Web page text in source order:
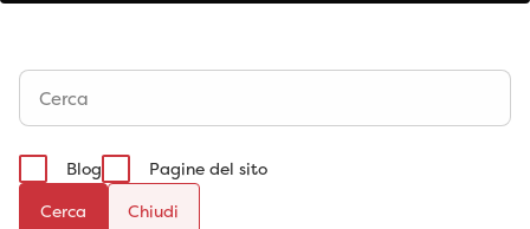
Blog
Pagine del sito
Cerca